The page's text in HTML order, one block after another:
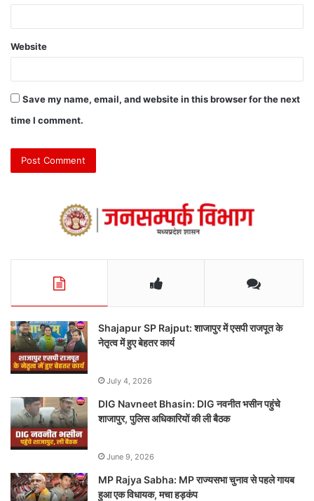
Website
Save my name, email, and website in this browser for the next
time I comment.
Shajapur SP Rajput: शाजापुर में एसपी राजपूत के
नेतृत्व में हुए बेहतर कार्य
July 4, 2026
DIG Navneet Bhasin: DIG नवनीत भसीन पहुंचे
शाजापुर, पुलिस अधिकारियों की ली बैठक
June 9, 2026
MP Rajya Sabha: MP राज्यसभा चुनाव से पहले गायब
हुआ एक विधायक, मचा हड़कंप